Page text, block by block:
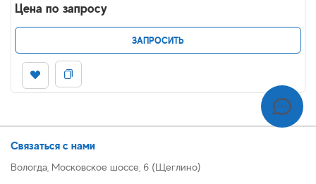
Цена по запросу
ЗАПРОСИТЬ
Связаться с нами
Вологда, Московское шоссе, 6 (Щеглино)